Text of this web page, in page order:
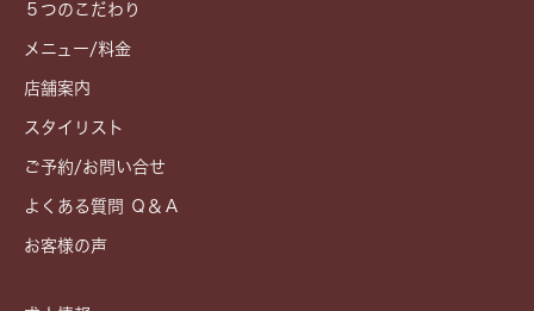
５つのこだわり
メニュー/料金
店舗案内
スタイリスト
ご予約/お問い合せ
よくある質問 Ｑ＆Ａ
お客様の声